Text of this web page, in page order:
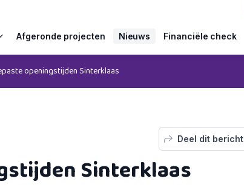
Afgeronde projecten Nieuws Financiële check
openingstijden Sinterklaas
Deel dit bericht
Sinterklaas